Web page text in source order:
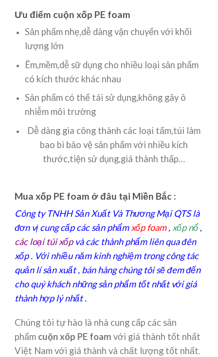
Ưu điểm cuộn xốp PE foam
Sản phẩm nhẹ,dễ dàng vận chuyển với khối
lượng lớn
Êm,mềm,dễ sữ dụng cho nhiều loại sản phẩm
có kích thước khác nhau
Sản phẩm có thể tái sử dụng,không gây ô
nhiễm môi trường
Dễ dàng gia công thành các loại tấm,túi làm
bao bì bảo vệ sản phẩm với nhiều kích
thước,tiện sử dụng,giá thành thấp…
Mua xốp PE foam ở đâu tại Miền Bắc :
Công ty TNHH Sản Xuất Và Thương Mại QTS là
đơn vị cung cấp các sản phẩmxốp foam, xốp nổ ,
các loại túi xốp và các thành phẩm liên qua đên
xốp . Với nhiều năm kinh nghiệm trong công tác
quản lí sản xuất , bán hàng chúng tôi sẽ đem đến
cho quý khách những sản phẩm tốt nhất với giá
thành hợp lý nhất .
Chúng tôi tự hào là nhà cung cấp các sản
phẩm cuộn xốp PE foam với giá thành tốt nhất
Việt Nam với giá thành và chất lượng tốt nhất.